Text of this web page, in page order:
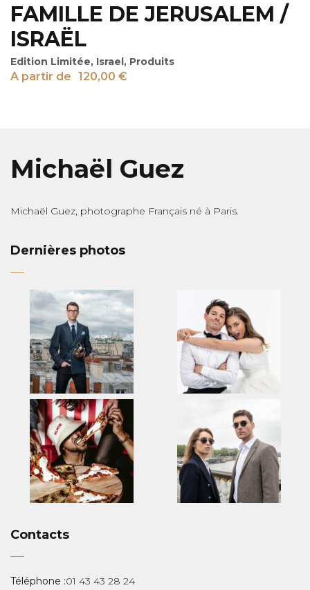
FAMILLE DE JERUSALEM /
ISRAËL
Edition Limitée, Israel, Produits
A partir de 120,00 €
Michaël Guez
Michaël Guez, photographe Français né à Paris.
Dernières photos
Contacts
Téléphone :01 43 43 28 24